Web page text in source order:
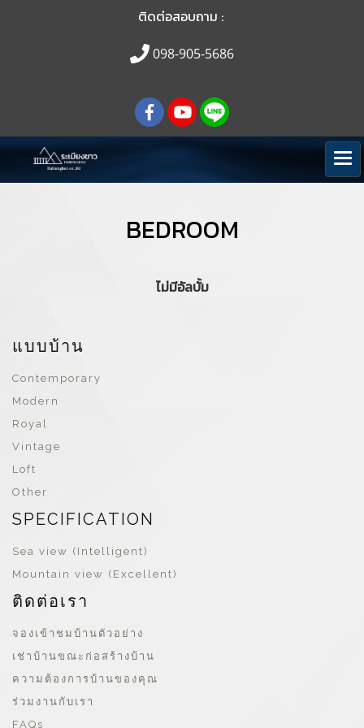
ติดต่อสอบถาม :
098-905-5686
BEDROOM
ไม่มีอัลบั้ม
แบบบ้าน
Contemporary
Modern
Royal
Vintage
Loft
Other
SPECIFICATION
Sea view (Intelligent)
Mountain view (Excellent)
ติดต่อเรา
จองเข้าชมบ้านตัวอย่าง
เช่าบ้านขณะก่อสร้างบ้าน
ความต้องการบ้านของคุณ
ร่วมงานกับเรา
FAQs